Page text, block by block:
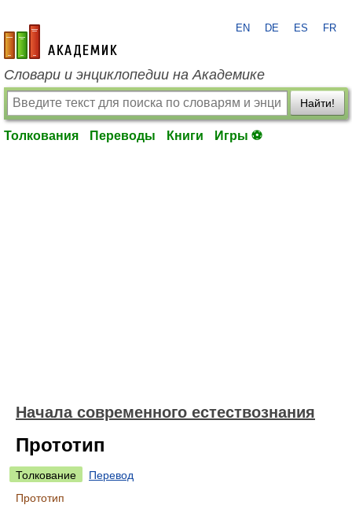
academic.ru
EN DE ES FR
Словари и энциклопедии на Академике
Найти!
Толкования Переводы Книги Игры ⚽
Начала современного естествознания
Прототип
Толкование
Перевод
Прототип